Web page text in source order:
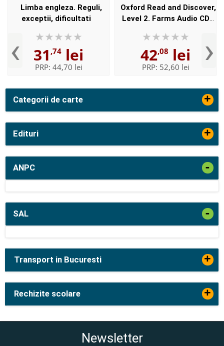
Categorii de carte +
Edituri +
ANPC -
SAL -
‹
Limba engleza. Reguli,
exceptii, dificultati
31 ,74 lei
PRP: 44,70 lei
Oxford Read and Discover,
Level 2. Farms Audio CD
42,08 lei
PRP: 52,60 lei ›
Transport in Bucuresti +
Rechizite scolare +
Newsletter